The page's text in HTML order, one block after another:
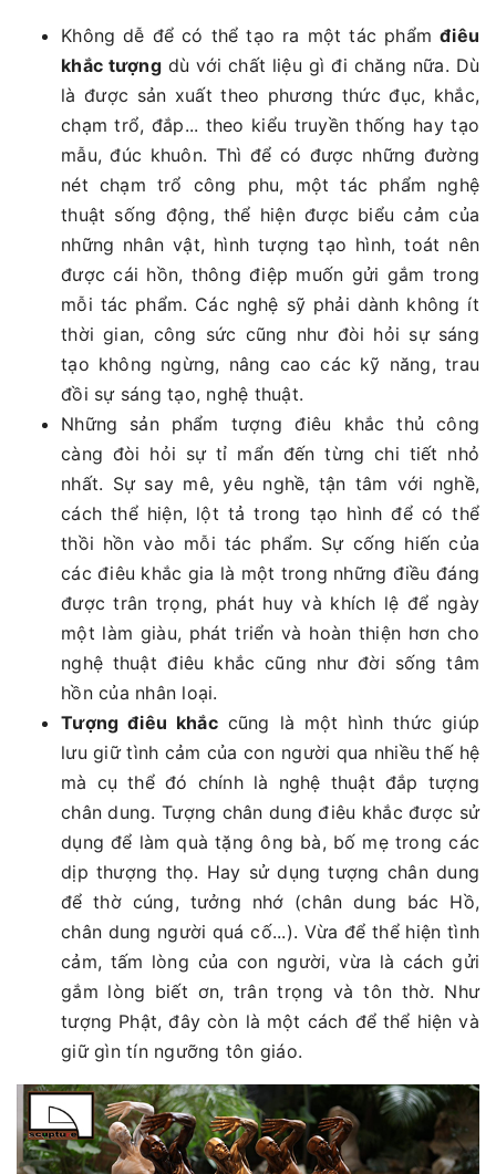
Không dễ để có thể tạo ra một tác phẩm điêu
khắc tượngdù với chất liệu gì đi chăng nữa. Dù
là được sản xuất theo phương thức đục, khắc,
chạm trổ, đắp... theo kiểu truyền thống hay tạo
mẫu, đúc khuôn. Thì để có được những đường
nét chạm trổ công phu, một tác phẩm nghệ
thuật sống động, thể hiện được biểu cảm của
những nhân vật, hình tượng tạo hình, toát nên
được cái hồn, thông điệp muốn gửi gắm trong
mỗi tác phẩm. Các nghệ sỹ phải dành không ít
thời gian, công sức cũng như đòi hỏi sự sáng
tạo không ngừng, nâng cao các kỹ năng, trau
đồi sự sáng tạo, nghệ thuật.
Những sản phẩm tượng điêu khắc thủ công
càng đòi hỏi sự tỉ mẩn đến từng chi tiết nhỏ
nhất. Sự say mê, yêu nghề, tận tâm với nghề,
cách thể hiện, lột tả trong tạo hình để có thể
thồi hồn vào mỗi tác phẩm. Sự cống hiến của
các điêu khắc gia là một trong những điều đáng
được trân trọng, phát huy và khích lệ để ngày
một làm giàu, phát triển và hoàn thiện hơn cho
nghệ thuật điêu khắc cũng như đời sống tâm
hồn của nhân loại.
Tượng điêu khắccũng là một hình thức giúp
lưu giữ tình cảm của con người qua nhiều thế hệ
mà cụ thể đó chính là nghệ thuật đắp tượng
chân dung. Tượng chân dung điêu khắc được sử
dụng để làm quà tặng ông bà, bố mẹ trong các
dịp thượng thọ. Hay sử dụng tượng chân dung
để thờ cúng, tưởng nhớ (chân dung bác Hồ,
chân dung người quá cố...). Vừa để thể hiện tình
cảm, tấm lòng của con người, vừa là cách gửi
gắm lòng biết ơn, trân trọng và tôn thờ. Như
tượng Phật, đây còn là một cách để thể hiện và
giữ gìn tín ngưỡng tôn giáo.